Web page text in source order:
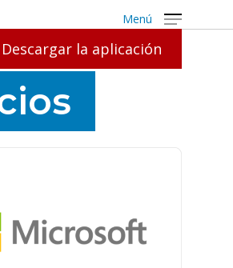
Menú
Descargar la aplicación